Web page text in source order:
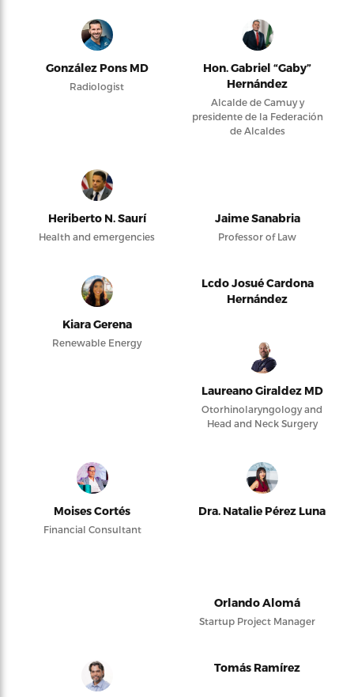
González Pons MD
Radiologist
Hon. Gabriel “Gaby”
Hernández
Alcalde de Camuy y
presidente de la Federación
de Alcaldes
Heriberto N. Saurí
Health and emergencies
Jaime Sanabria
Professor of Law
Kiara Gerena
Renewable Energy
Lcdo Josué Cardona
Hernández
Laureano Giraldez MD
Otorhinolaryngology and
Head and Neck Surgery
Moises Cortés
Financial Consultant
Dra. Natalie Pérez Luna
Orlando Alomá
Startup Project Manager
Tomás Ramírez